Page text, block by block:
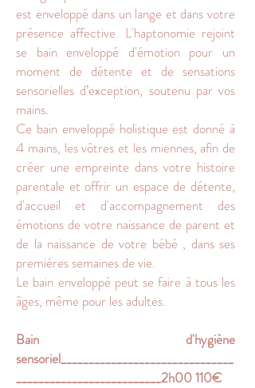
est enveloppé dans un lange et dans votre
présence affective. L'haptonomie rejoint
se bain enveloppé d'émotion pour un
moment de détente et de sensations
sensorielles d’exception, soutenu par vos
mains.
Ce bain enveloppé holistique est donné à
4 mains, les vôtres et les miennes, afin de
créer une empreinte dans votre histoire
parentale et offrir un espace de détente,
d'accueil et d'accompagnement des
émotions de votre naissance de parent et
de la naissance de votre bébé , dans ses
premières semaines de vie.
Le bain enveloppé peut se faire à tous les
âges, même pour les adultes.
Bain d'hygiène
sensoriel_______________________________
__________________________2h00 110€